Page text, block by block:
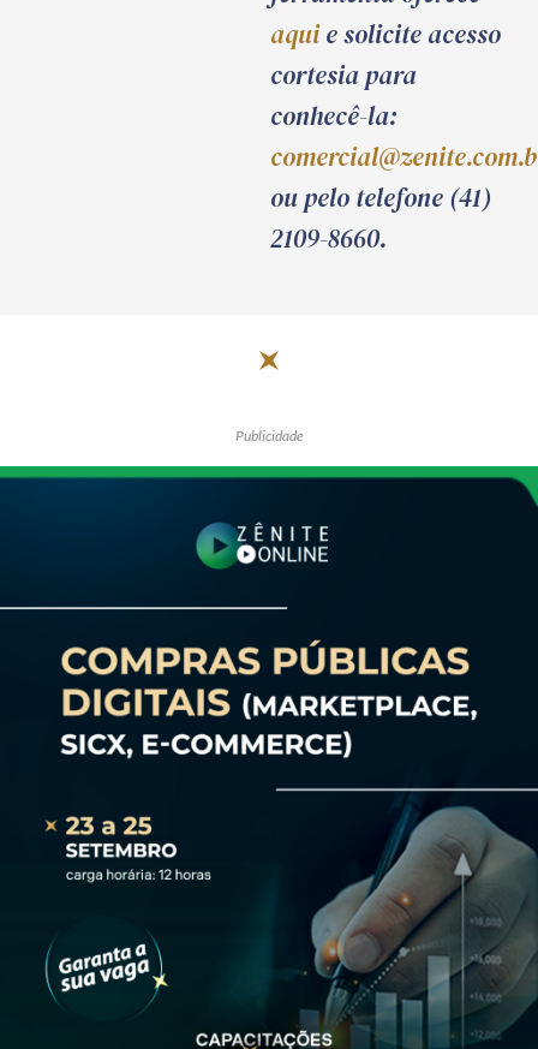
aquie solicite acesso
cortesia para
conhecê-la:
ou pelo telefone (41)
2109-8660.
Publicidade